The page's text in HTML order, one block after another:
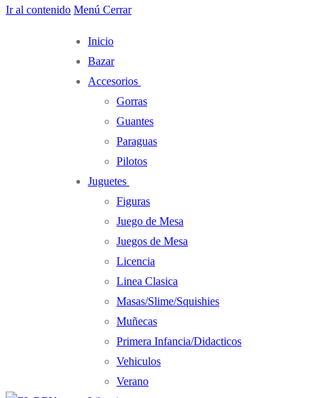
Ir al contenido Menú Cerrar
Inicio
Bazar
Accesorios
Gorras
Guantes
Paraguas
Pilotos
Juguetes
Figuras
Juego de Mesa
Juegos de Mesa
Licencia
Linea Clasica
Masas/Slime/Squishies
Muñecas
Primera Infancia/Didacticos
Vehiculos
Verano